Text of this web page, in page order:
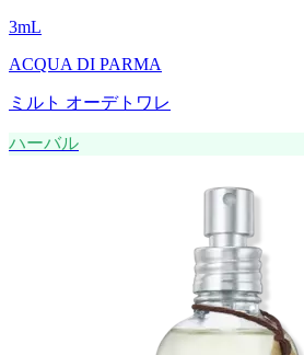
3mL
ACQUA DI PARMA
ミルト オーデトワレ
ハーバル